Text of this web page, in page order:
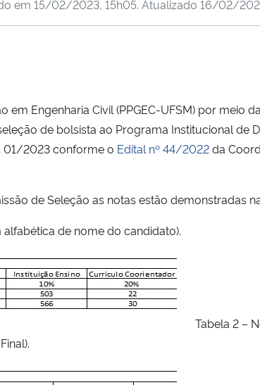
em 15/02/2023, 15h05. Atualizado 16/02/
Engenharia Civil (PPGEC-UFSM) por meio
de bolsista ao Programa Institucional de
01/2023 conforme o Edital nº 44/2022da
de Seleção as notas estão demonstradas
de nome do candidato).
Tabela 2 –